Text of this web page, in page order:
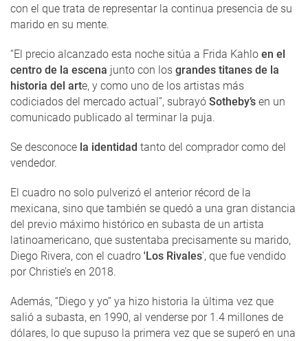
con el que trata de representar la continua presencia de su
marido en su mente.
“El precio alcanzado esta noche sitúa a Frida Kahlo en el
centro de la escena junto con los grandes titanes de la
historia del arte, y como uno de los artistas más
codiciados del mercado actual”, subrayó Sotheby’s en un
comunicado publicado al terminar la puja.
Se desconoce la identidad tanto del comprador como del
vendedor.
El cuadro no solo pulverizó el anterior récord de la
mexicana, sino que también se quedó a una gran distancia
del previo máximo histórico en subasta de un artista
latinoamericano, que sustentaba precisamente su marido,
Diego Rivera, con el cuadro 'Los Rivales', que fue vendido
por Christie’s en 2018.
Además, “Diego y yo” ya hizo historia la última vez que
salió a subasta, en 1990, al venderse por 1.4 millones de
dólares, lo que supuso la primera vez que se superó en una